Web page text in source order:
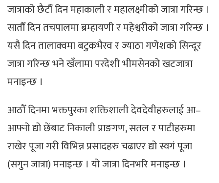
जात्राको छैटौँ दिन महाकाली र महालक्ष्मीको जात्रा गरिन्छ ।
सातौँ दिन तचपालमा ब्रम्हायणी र महेश्वरीको जात्रा गरिन्छ ।
यसै दिन तालाक्वमा बटुकभैरव र ज्याठा गणेशको सिन्दूर
जात्रा गरिन्छ भने खँलामा परदेशी भीमसेनको खटजात्रा
मनाइन्छ ।
आठौँ दिनमा भक्तपुरका शक्तिशाली देवदेवीहरुलाई आ–
आफ्नो द्यो छेंबाट निकाली प्राङगण, सतल र पाटीहरुमा
राखेर पूजा गरी विभिन्न प्रसादहरु चढाएर द्यो स्वगं पूजा
(सगुन जात्रा) मनाइन्छ । यो जात्रा दिनभरि मनाइन्छ ।